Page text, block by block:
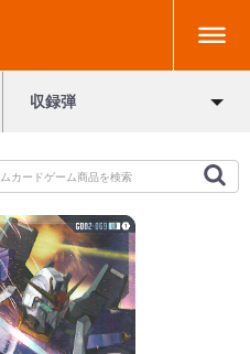
収録弾